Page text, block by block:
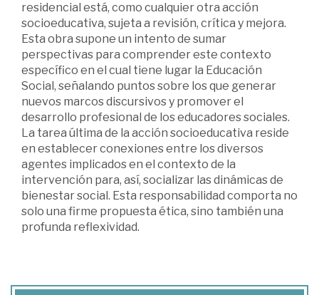
residencial está, como cualquier otra acción
socioeducativa, sujeta a revisión, crítica y mejora.
Esta obra supone un intento de sumar
perspectivas para comprender este contexto
específico en el cual tiene lugar la Educación
Social, señalando puntos sobre los que generar
nuevos marcos discursivos y promover el
desarrollo profesional de los educadores sociales.
La tarea última de la acción socioeducativa reside
en establecer conexiones entre los diversos
agentes implicados en el contexto de la
intervención para, así, socializar las dinámicas de
bienestar social. Esta responsabilidad comporta no
solo una firme propuesta ética, sino también una
profunda reflexividad.